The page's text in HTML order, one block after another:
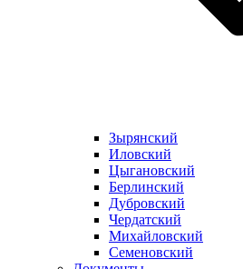
Зырянский
Иловский
Цыгановский
Берлинский
Дубровский
Чердатский
Михайловский
Семеновский